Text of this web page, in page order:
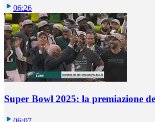
06:26
Super Bowl 2025: la premiazione